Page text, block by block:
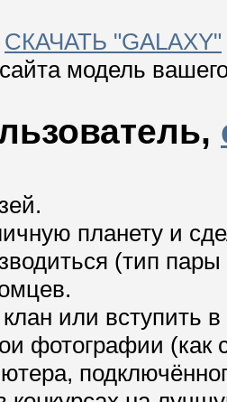
СКАЧАТЬ "GALAXY"
модель
планету и
(тип
клан или
фотографии (как